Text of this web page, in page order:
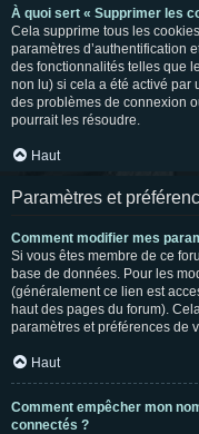
À quoi sert « Supprimer les
Cela supprime tous les
paramètres d’authentification
des fonctionnalités telles que
non lu) si cela a été activé par
des problèmes de connexion
pourrait les résoudre.
Haut
Paramètres et
Comment modifier mes
Si vous êtes membre de ce
base de données. Pour les
(généralement ce lien est
haut des pages du forum).
paramètres et préférences de
Haut
Comment empêcher mon
connectés ?